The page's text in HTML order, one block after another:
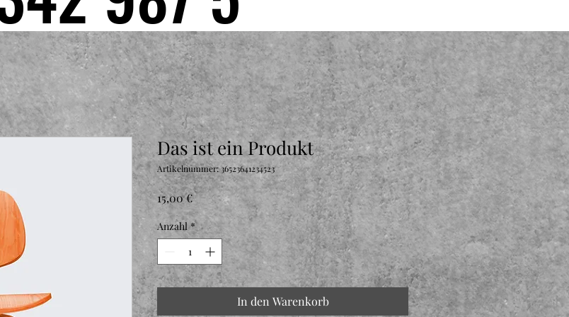
Das ist ein Produkt
Artikelnummer: 36523641234523
15,00 €Preis
Anzahl *
In den Warenkorb